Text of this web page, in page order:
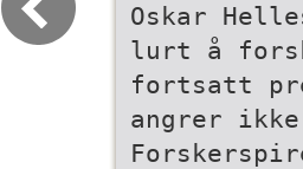
Oskar
lurt å
fortsatt
angrer